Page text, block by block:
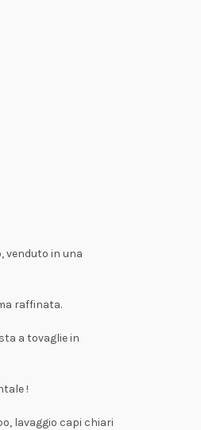
venduto in una
raffinata.
a tovaglie in
!
lavaggio capi chiari